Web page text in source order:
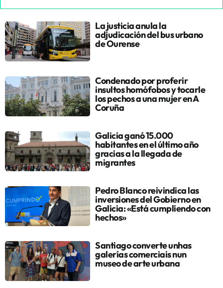
La justicia anula la
adjudicación del bus urbano
de Ourense
Condenado por proferir
insultos homófobos y tocarle
los pechos a una mujer en A
Coruña
Galicia ganó 15.000
habitantes en el último año
gracias a la llegada de
migrantes
Pedro Blanco reivindica las
inversiones del Gobierno en
Galicia: «Está cumpliendo con
hechos»
Santiago converte unhas
galerías comerciais nun
museo de arte urbana